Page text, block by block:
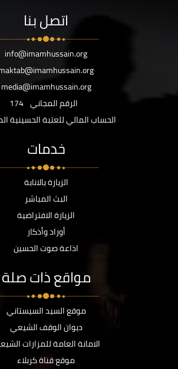
اتصل بنا
info@imamhussain.org
media@imamhussain.org
الرقم المجاني 174
الحساب المالي للعتبة الحسينية
خدمات
الزيارة بالانابة
البث المباشر
الزيارة الافتراضية
أوراد وأذكار
اذاعة صوت الحسين
مواقع ذات صلة
موقع السيد السيستاني
ديوان الوقف الشيعي
الامانة العامة للمزارات
موقع قناة كربلاء